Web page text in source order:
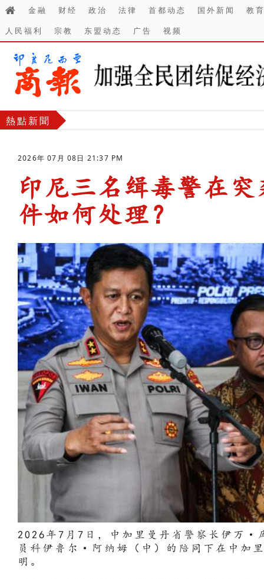
金融 财经 政治 法律 首都动态 国外新闻
教
人民福利
宗教 东盟动态 广告 视频
熱點新聞
2026年 07月 08日 21:37 PM
印尼三名缉毒警在
件如何处理？
2026年7月7日，中加里曼丹省警察长伊万·
员科伊鲁尔·阿纳姆（中）的陪同下在中加
明。